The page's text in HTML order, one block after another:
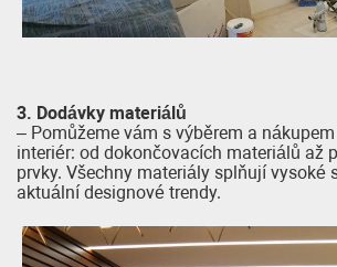
3. Dodávky materiálů
– Pomůžeme vám s výběrem a
interiér: od dokončovacích materiálů až
prvky. Všechny materiály splňují vysoké
aktuální designové trendy.